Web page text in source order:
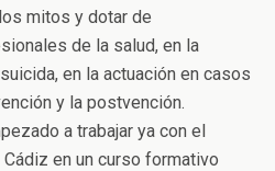
mitos y dotar de
de la salud, en la
en la actuación en casos
y la postvención.
a trabajar ya con el
en un curso formativo